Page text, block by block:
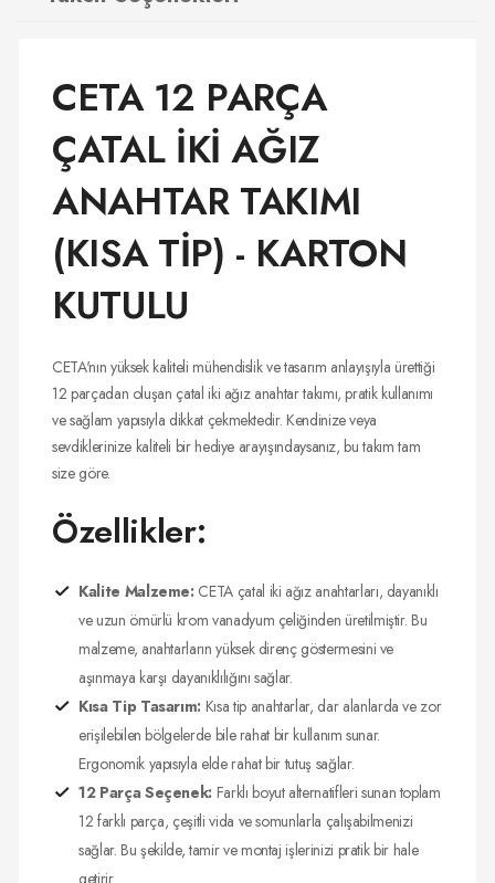
CETA 12 PARÇA
ÇATAL İKİ AĞIZ
ANAHTAR TAKIMI
(KISA TİP) - KARTON
KUTULU
CETA'nın yüksek kaliteli mühendislik ve tasarım anlayışıyla ürettiği
12 parçadan oluşan çatal iki ağız anahtar takımı, pratik kullanımı
ve sağlam yapısıyla dikkat çekmektedir. Kendinize veya
sevdiklerinize kaliteli bir hediye arayışındaysanız, bu takım tam
size göre.
Özellikler:
Kalite Malzeme: CETA çatal iki ağız anahtarları, dayanıklı
ve uzun ömürlü krom vanadyum çeliğinden üretilmiştir. Bu
malzeme, anahtarların yüksek direnç göstermesini ve
aşınmaya karşı dayanıklılığını sağlar.
Kısa Tip Tasarım: Kısa tip anahtarlar, dar alanlarda ve zor
erişilebilen bölgelerde bile rahat bir kullanım sunar.
Ergonomik yapısıyla elde rahat bir tutuş sağlar.
12 Parça Seçenek: Farklı boyut alternatifleri sunan toplam
12 farklı parça, çeşitli vida ve somunlarla çalışabilmenizi
sağlar. Bu şekilde, tamir ve montaj işlerinizi pratik bir hale
getirir.